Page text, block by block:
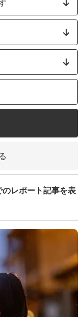
レポート記事を表